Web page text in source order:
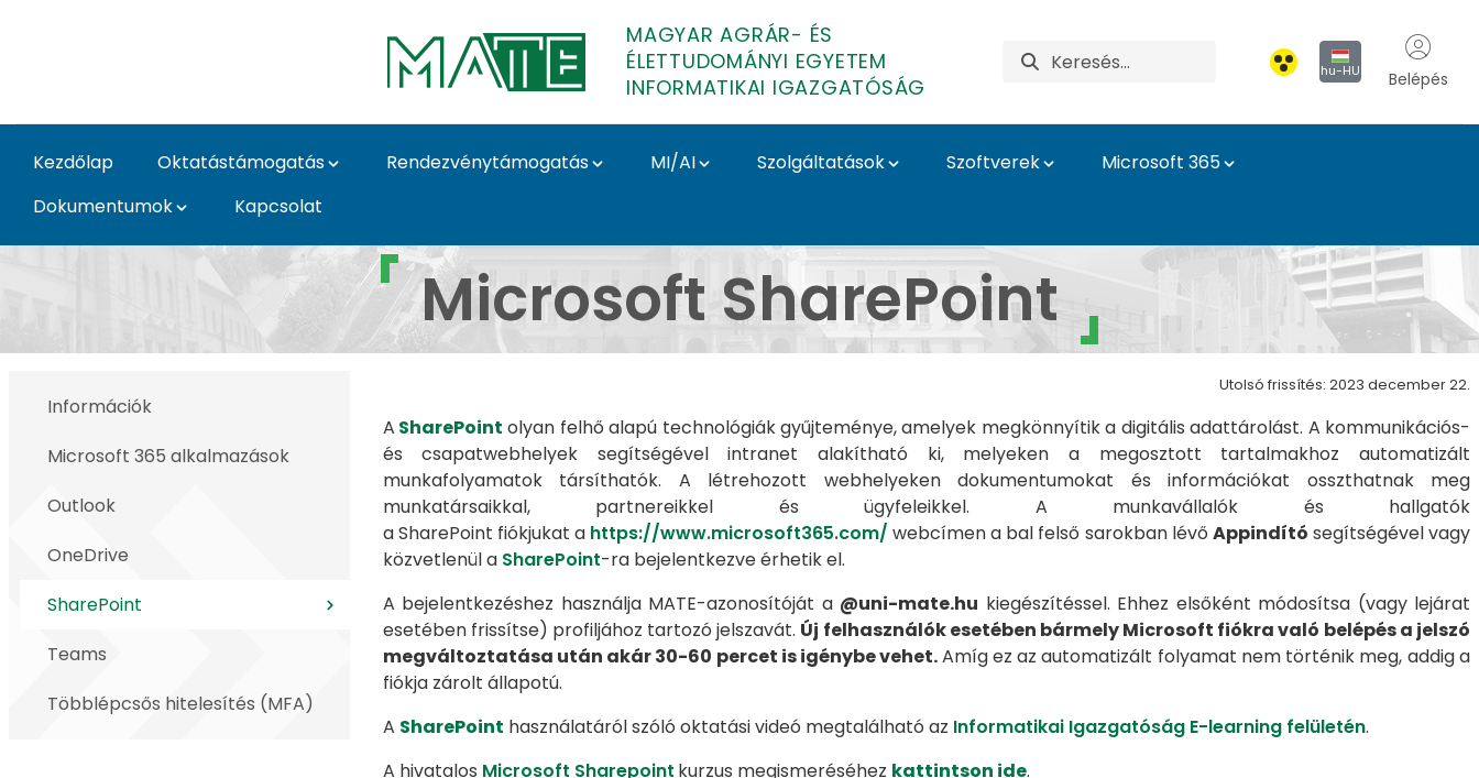
MAGYAR AGRÁR- ÉS
ÉLETTUDOMÁNYI EGYETEM
INFORMATIKAI IGAZGATÓSÁG
hu-HU Belépés
Kezdőlap Oktatástámogatás Rendezvénytámogatás MI/AI Szolgáltatások Szoftverek
Microsoft 365
Dokumentumok
Kapcsolat
SharePoint - MATE Informatikai Igazgatóság
Microsoft SharePoint
Információk
Microsoft 365 alkalmazások
Outlook
OneDrive
SharePoint
Teams
Többlépcsős hitelesítés (MFA)
Utolsó frissítés: 2023 december 22.
A SharePoint olyan felhő alapú technológiák gyűjteménye, amelyek megkönnyítik a digitális adattárolást. A kommunikációs-
és csapatwebhelyek segítségével intranet alakítható ki, melyeken a megosztott tartalmakhoz automatizált
munkafolyamatok társíthatók. A létrehozott webhelyeken dokumentumokat és információkat osszthatnak meg
munkatársaikkal, partnereikkel és ügyfeleikkel. A munkavállalók és hallgatók
a SharePoint fiókjukat a https://www.microsoft365.com/ webcímen a bal felső sarokban lévő Appindító segítségével vagy
közvetlenül a SharePoint-ra bejelentkezve érhetik el.
A bejelentkezéshez használja MATE-azonosítóját a @uni-mate.hu kiegészítéssel. Ehhez elsőként módosítsa (vagy lejárat
esetében frissítse) profiljához tartozó jelszavát. Új felhasználók esetében bármely Microsoft fiókra való belépés a jelszó
megváltoztatása után akár 30-60 percet is igénybe vehet.Amíg ez az automatizált folyamat nem történik meg, addig a
fiókja zárolt állapotú.
A SharePoint használatáról szóló oktatási videó megtalálható az Informatikai Igazgatóság E-learning felületén.
A hivatalos Microsoft Sharepoint kurzus megismeréséhez kattintson ide.